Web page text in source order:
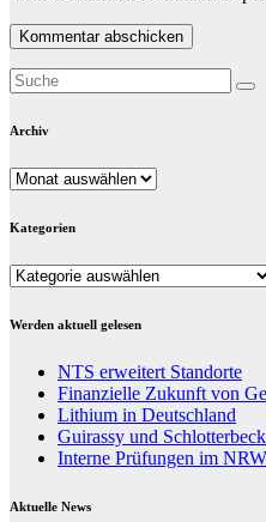
Archiv
Archiv
Kategorien
Kategorien
Werden aktuell gelesen
NTS erweitert Standorte
Finanzielle Zukunft von
Lithium in Deutschland
Guirassy und Schlotterbeck
Interne Prüfungen im
Aktuelle News